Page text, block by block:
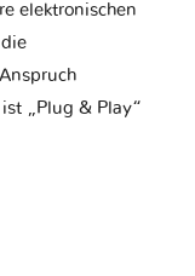
elektronischen
„Plug & Play“